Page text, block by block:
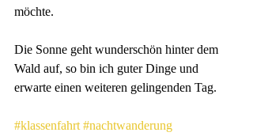
möchte.
Die Sonne geht wunderschön hinter dem
Wald auf, so bin ich guter Dinge und
erwarte einen weiteren gelingenden Tag.
#klassenfahrt #nachtwanderung